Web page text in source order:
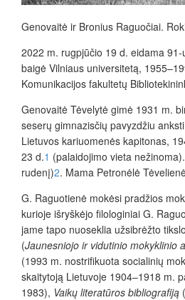
Genovaitė ir Bronius Raguočiai.
2022 m. rugpjūčio 19 d. eidama
baigė Vilniaus universitetą,
Komunikacijos fakultetų
Genovaitė Tėvelytė gimė 1931 m.
seserų gimnazisčių pavyzdžiu
Lietuvos kariuomenės kapitonas,
23 d.1 (palaidojimo vieta
rudenį)2. Mama Petronėlė
G. Raguotienė mokėsi pradžios
kurioje išryškėjo filologiniai G.
jame tapo nuoseklia užsibrėžto
(Jaunesniojo ir vidutinio mokyklinio
(1993 m. nostrifikuota socialinių
skaitytoją Lietuvoje 1904–1918 m.
1983), Vaikų literatūros bibliografiją